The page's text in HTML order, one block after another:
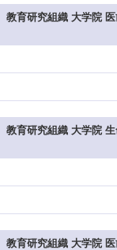
教育研究組織 大学院
教育研究組織 大学院
教育研究組織 大学院